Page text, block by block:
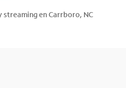
streaming en Carrboro, NC